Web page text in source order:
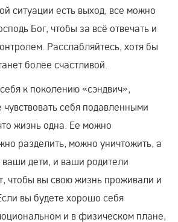
ситуации есть выход, все можно
Бог, чтобы за всё отвечать и
Расслабляйтесь, хотя бы
более счастливой.
к поколению «сэндвич»,
себя подавленными
жизнь одна. Ее можно
разделить, можно уничтожить, а
дети, и ваши родители
чтобы вы свою жизнь проживали и
вы будете хорошо себя
и в физическом плане,